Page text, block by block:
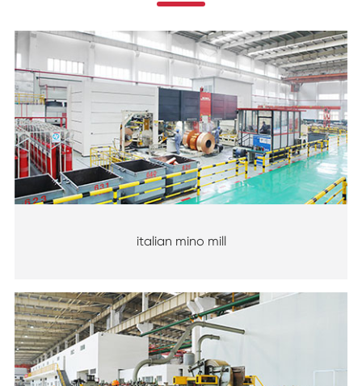
italian mino mill